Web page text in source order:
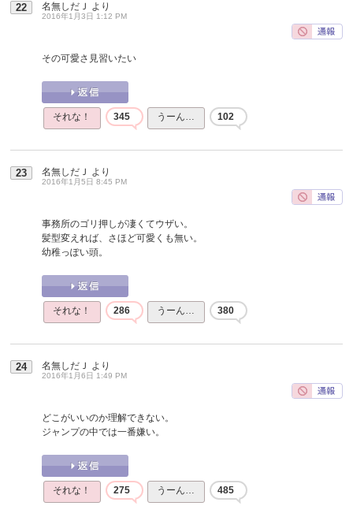
22 名無しだＪ より
2016年1月3日 1:12 PM
その可愛さ見習いたい
それな！ 345 うーん… 102
23 名無しだＪ より
2016年1月5日 8:45 PM
事務所のゴリ押しが凄くてウザい。
髪型変えれば、さほど可愛くも無い。
幼稚っぽい頭。
それな！ 286 うーん… 380
24 名無しだＪ より
2016年1月6日 1:49 PM
どこがいいのか理解できない。
ジャンプの中では一番嫌い。
それな！ 275 うーん… 485